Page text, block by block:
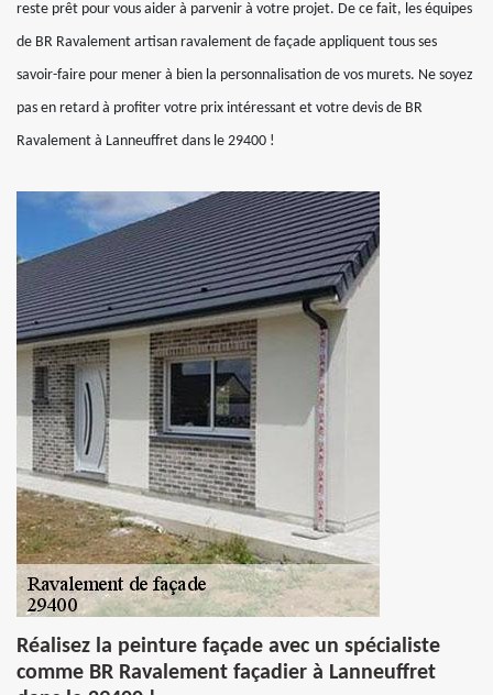
reste prêt pour vous aider à parvenir à votre projet. De ce fait, les équipes
de BR Ravalement artisan ravalement de façade appliquent tous ses
savoir-faire pour mener à bien la personnalisation de vos murets. Ne soyez
pas en retard à profiter votre prix intéressant et votre devis de BR
Ravalement à Lanneuffret dans le 29400 !
Réalisez la peinture façade avec un spécialiste
comme BR Ravalement façadier à Lanneuffret